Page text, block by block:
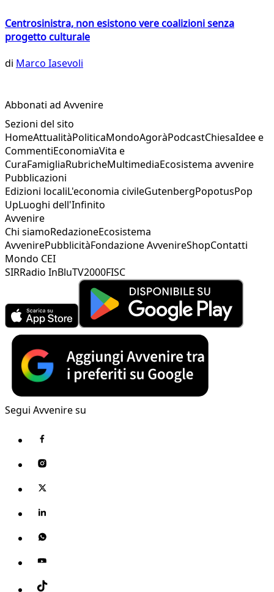
Centrosinistra, non esistono vere coalizioni senza
progetto culturale
di Marco Iasevoli
Abbonati ad Avvenire
Sezioni del sito
HomeAttualitàPoliticaMondoAgoràPodcastChiesaIdee e
CommentiEconomiaVita e
CuraFamigliaRubricheMultimediaEcosistema avvenire
Pubblicazioni
Edizioni localiL'economia civileGutenbergPopotusPop
UpLuoghi dell'Infinito
Avvenire
Chi siamoRedazioneEcosistema
AvvenirePubblicitàFondazione AvvenireShopContatti
Mondo CEI
SIRRadio InBluTV2000FISC
Segui Avvenire su